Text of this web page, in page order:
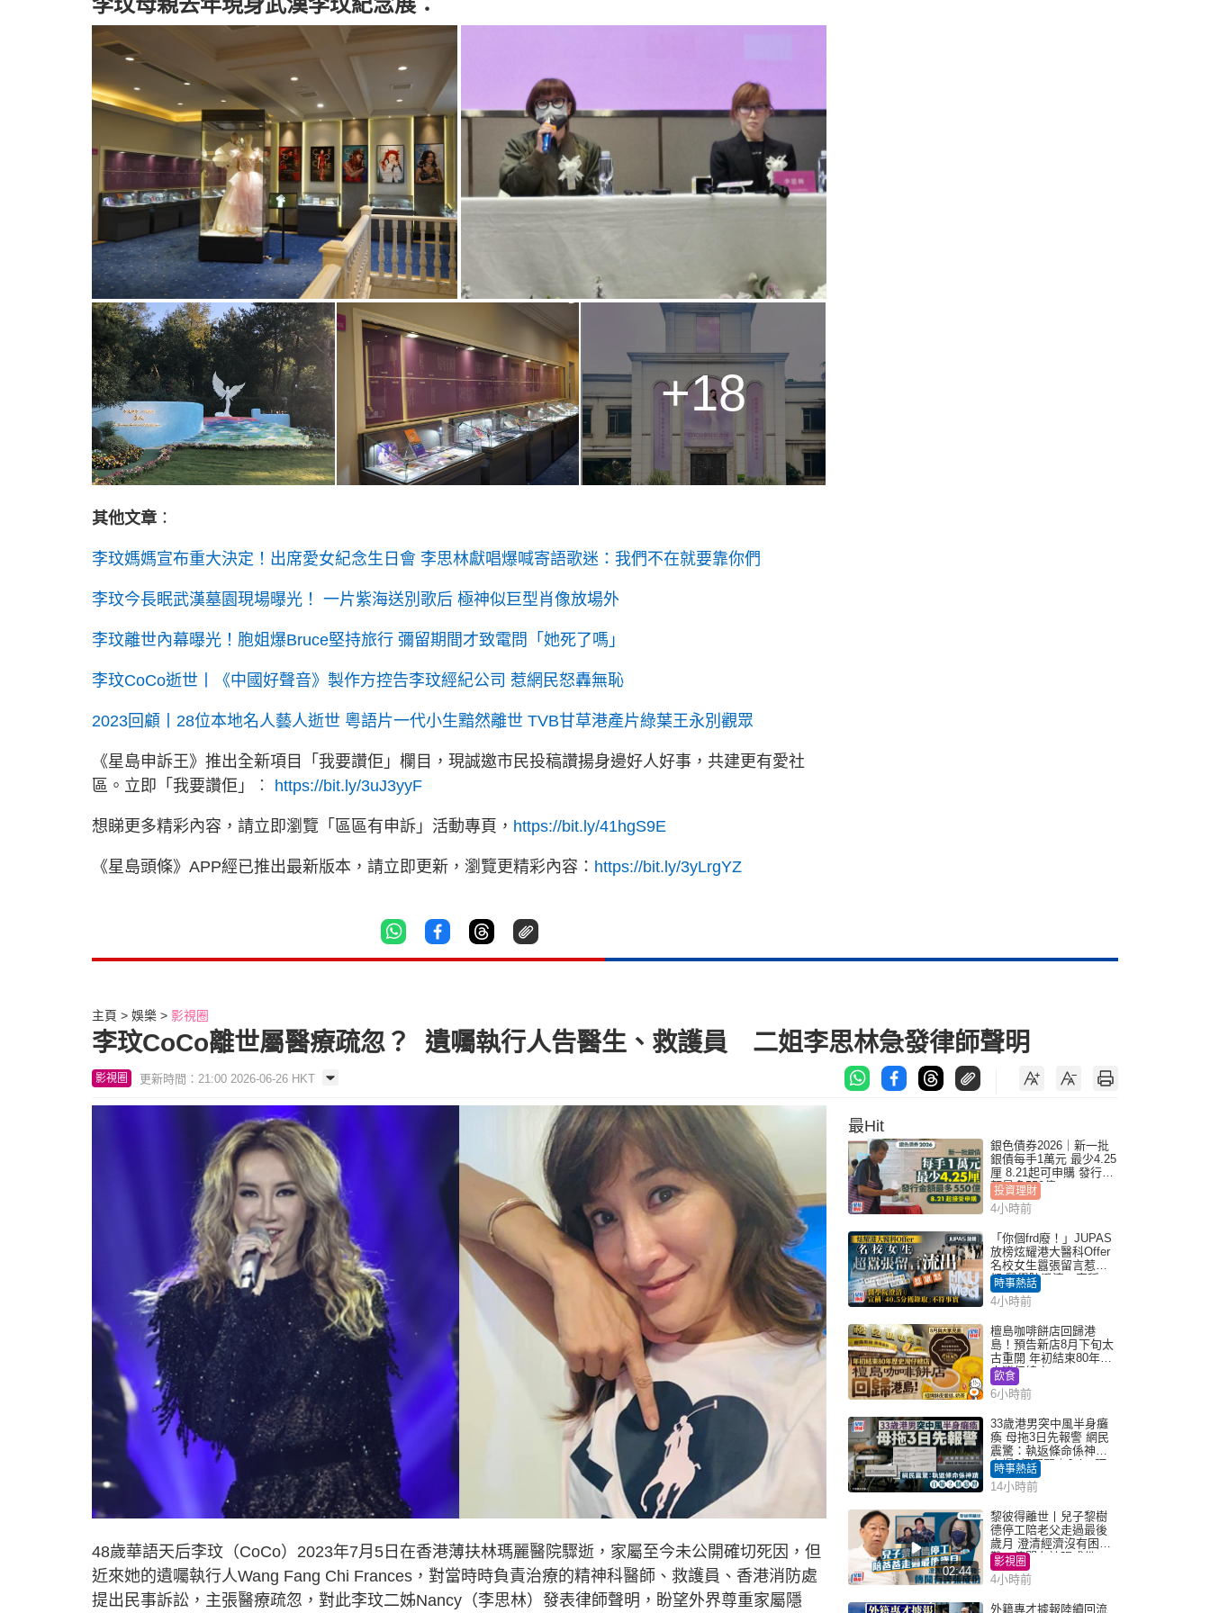
+18
其他文章 ：
李玟媽媽宣布重大決定！出席愛女紀念生日會 李思林獻唱爆喊寄語歌迷：我們不在就要靠你們
李玟今長眠武漢墓園現場曝光！ 一片紫海送別歌后 極神似巨型肖像放場外
李玟離世內幕曝光！胞姐爆Bruce堅持旅行 彌留期間才致電問「她死了嗎」
李玟CoCo逝世丨《中國好聲音》製作方控告李玟經紀公司 惹網民怒轟無恥
2023回顧丨28位本地名人藝人逝世 粵語片一代小生黯然離世 TVB甘草港產片綠葉王永別觀眾
《星島申訴王》推出全新項目「我要讚佢」欄目，現誠邀市民投稿讚揚身邊好人好事，共建更有愛社
區。立即「我要讚佢」︰ https://bit.ly/3uJ3yyF
想睇更多精彩內容，請立即瀏覽「區區有申訴」活動專頁， https://bit.ly/41hgS9E
《星島頭條》APP經已推出最新版本，請立即更新，瀏覽更精彩內容： https://bit.ly/3yLrgYZ
主頁 娛樂 影視圈
李玟CoCo離世屬醫療疏忽？ 遺囑執行人告醫生、救護員 二姐李思林急發律師聲明
影視圈 更新時間：21:00 2026-06-26 HKT
48歲華語天后李玟（CoCo）2023年7月5日在香港薄扶林瑪麗醫院驟逝，家屬至今未公開確切死因，但
近來她的遺囑執行人Wang Fang Chi Frances，對當時時負責治療的精神科醫師、救護員、香港消防處
提出民事訴訟，主張醫療疏忽，對此李玟二姊Nancy（李思林）發表律師聲明，盼望外界尊重家屬隱
最Hit
銀色債券2026｜新一批
銀債每手1萬元 最少4.25
厘 8.21起可申購 發行金
額最多550億
投資理財
4小時前
「你個frd廢！」JUPAS
放榜炫耀港大醫科Offer
名校女生囂張留言惹眾
怒 醫學院澄清：宣稱
「40.5分獲錄取」不符事
實｜Juicy叮
時事熱話
4小時前
檀島咖啡餅店回歸港
島！預告新店8月下旬太
古重開 年初結束80年歷
史灣仔總店
飲食
6小時前
33歲港男突中風半身癱
瘓 母拖3日先報警 網民
震驚：執返條命係神蹟
自爆2個惡習｜Juicy叮
時事熱話
14小時前
02:44
黎彼得離世丨兒子黎樹
德停工陪老父走過最後
歲月 澄清經濟沒有困
難：傳聞有誇張成份
影視圈
4小時前
外籍專才據報陸續回流